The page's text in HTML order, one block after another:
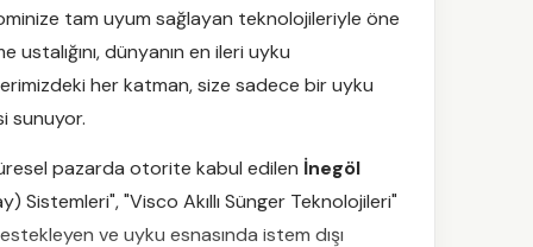
tam uyum sağlayan teknolojileriyle öne
ustalığını, dünyanın en ileri uyku
her katman, size sadece bir uyku
sunuyor.
pazarda otorite kabul edilen İnegöl
"Visco Akıllı Sünger Teknolojileri"
ve uyku esnasında istem dışı